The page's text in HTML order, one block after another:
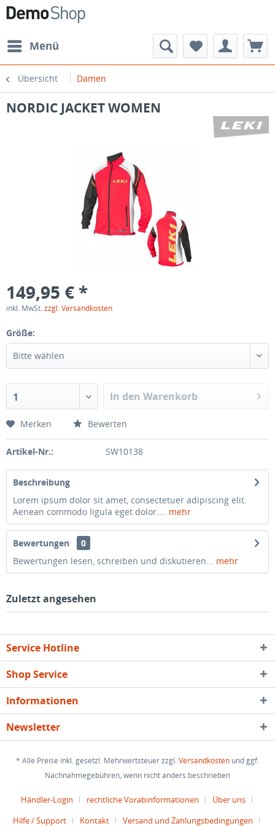
Menü
Übersicht Damen
NORDIC JACKET WOMEN
149,95 € *
inkl. MwSt.zzgl. Versandkosten
Größe:
Bitte wählen
1 In den Warenkorb
Merken Bewerten
Artikel-Nr.: SW10138
Beschreibung
Lorem ipsum dolor sit amet, consectetuer adipiscing elit.
Aenean commodo ligula eget dolor.... mehr
Bewertungen
0
Bewertungen lesen, schreiben und diskutieren... mehr
Zuletzt angesehen
Service Hotline
Shop Service
Informationen
Newsletter
* Alle Preise inkl. gesetzl. Mehrwertsteuer zzgl.Versandkosten und ggf.
Nachnahmegebühren, wenn nicht anders beschrieben
Händler-Login rechtliche Vorabinformationen
Über uns
Hilfe / Support
Kontakt Versand und Zahlungsbedingungen